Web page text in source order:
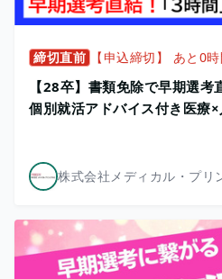
締切直前 【申込締切】 あと0
【28卒】書類免除で早期選
個別就活アドバイス付き医療
株式会社メディカル・プリ